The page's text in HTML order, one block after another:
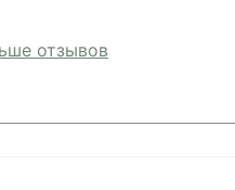
отзывов